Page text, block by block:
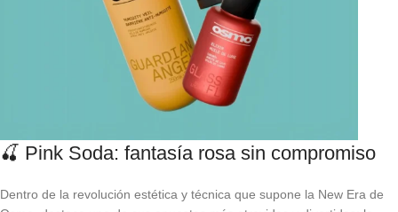
🍒 Pink Soda: fantasía rosa sin compromiso
Dentro de la revolución estética y técnica que supone la New Era de